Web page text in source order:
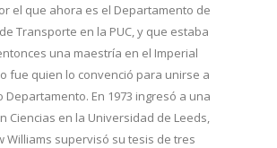
el que ahora es el Departamento de
Transporte en la PUC, y que estaba
una maestría en el Imperial
fue quien lo convenció para unirse a
Departamento. En 1973 ingresó a una
Ciencias en la Universidad de Leeds,
Williams supervisó su tesis de tres